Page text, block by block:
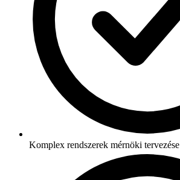
Komplex rendszerek mérnöki tervezése